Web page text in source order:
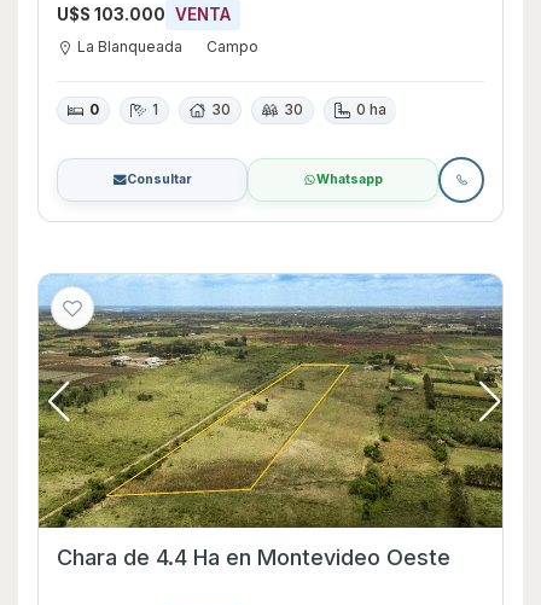
U$S 103.000 VENTA
La Blanqueada Campo
0 1 30 30 0 ha
Consultar Whatsapp
Chara de 4.4 Ha en Montevideo Oeste